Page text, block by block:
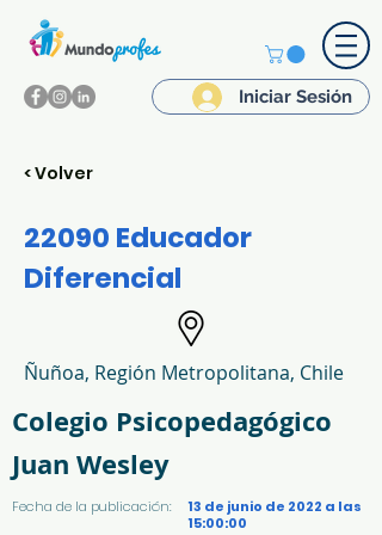
Iniciar Sesión
< Volver
22090 Educador
Diferencial
Ñuñoa, Región Metropolitana, Chile
Colegio Psicopedagógico
Juan Wesley
Fecha de la publicación:
13 de junio de 2022 a las
15:00:00